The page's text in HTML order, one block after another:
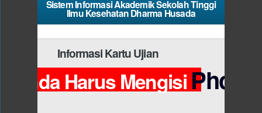
Sistem Informasi Akademik Sekolah Tinggi
Ilmu Kesehatan Dharma Husada
Informasi Kartu Ujian
Anda Harus MengisiPhoto